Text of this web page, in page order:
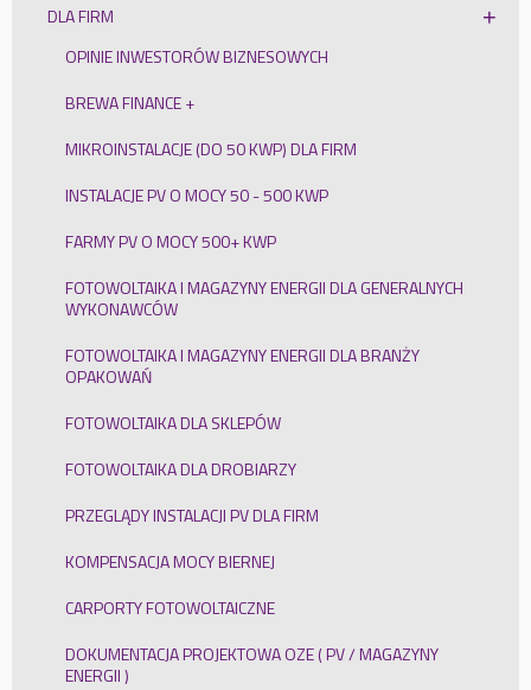
DLA FIRM
OPINIE INWESTORÓW BIZNESOWYCH
BREWA FINANCE +
MIKROINSTALACJE (DO 50 KWP) DLA FIRM
INSTALACJE PV O MOCY 50 - 500 KWP
FARMY PV O MOCY 500+ KWP
FOTOWOLTAIKA I MAGAZYNY ENERGII DLA GENERALNYCH
WYKONAWCÓW
FOTOWOLTAIKA I MAGAZYNY ENERGII DLA BRANŻY
OPAKOWAŃ
FOTOWOLTAIKA DLA SKLEPÓW
FOTOWOLTAIKA DLA DROBIARZY
PRZEGLĄDY INSTALACJI PV DLA FIRM
KOMPENSACJA MOCY BIERNEJ
CARPORTY FOTOWOLTAICZNE
DOKUMENTACJA PROJEKTOWA OZE ( PV / MAGAZYNY
ENERGII )